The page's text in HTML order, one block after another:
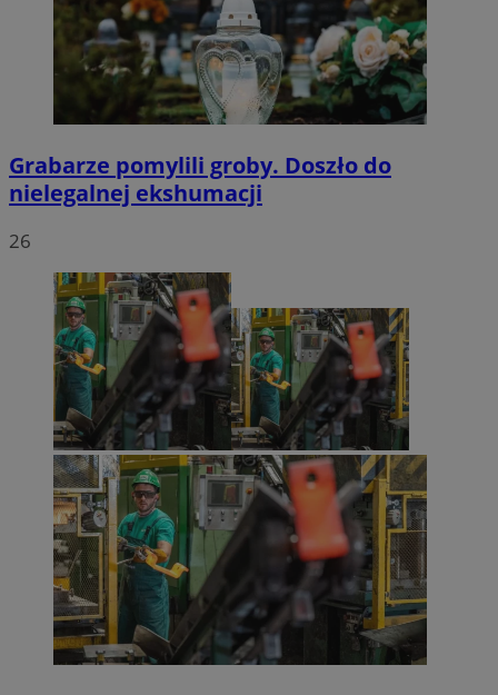
Grabarze pomylili groby. Doszło do
nielegalnej ekshumacji
26